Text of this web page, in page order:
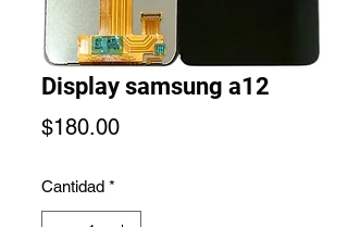
Display samsung a12
$180.00Precio
Cantidad *